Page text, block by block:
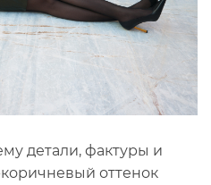
детали, фактуры и
оттенок